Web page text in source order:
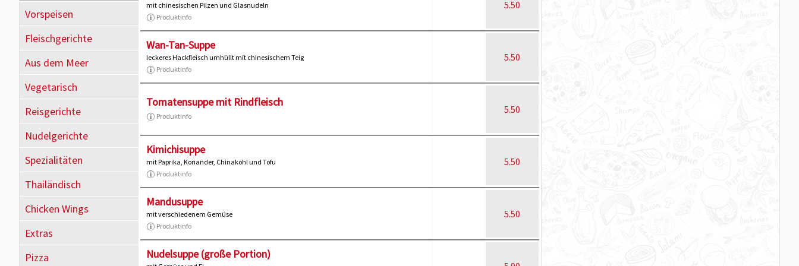
Vorspeisen
Fleischgerichte
Aus dem Meer
Vegetarisch
Reisgerichte
Nudelgerichte
Spezialitäten
Thailändisch
Chicken Wings
Extras
Pizza
mit chinesischen Pilzen und Glasnudeln
Produktinfo
5.50
Wan-Tan-Suppe
leckeres Hackfleisch umhüllt mit chinesischem Teig
Produktinfo
5.50
Tomatensuppe mit Rindfleisch
Produktinfo
5.50
Kimichisuppe
mit Paprika, Koriander, Chinakohl und Tofu
Produktinfo
5.50
Mandusuppe
mit verschiedenem Gemüse
Produktinfo
5.50
Nudelsuppe (große Portion)